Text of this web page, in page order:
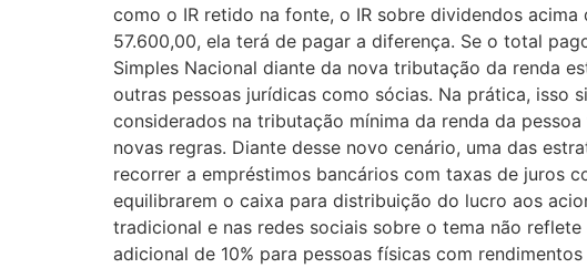
como o IR retido na fonte, o IR sobre dividendos
57.600,00, ela terá de pagar a diferença. Se o total
Simples Nacional diante da nova tributação da renda
outras pessoas jurídicas como sócias. Na prática, isso
considerados na tributação mínima da renda da
novas regras. Diante desse novo cenário, uma das
recorrer a empréstimos bancários com taxas de juros
equilibrarem o caixa para distribuição do lucro aos
tradicional e nas redes sociais sobre o tema não
adicional de 10% para pessoas físicas com